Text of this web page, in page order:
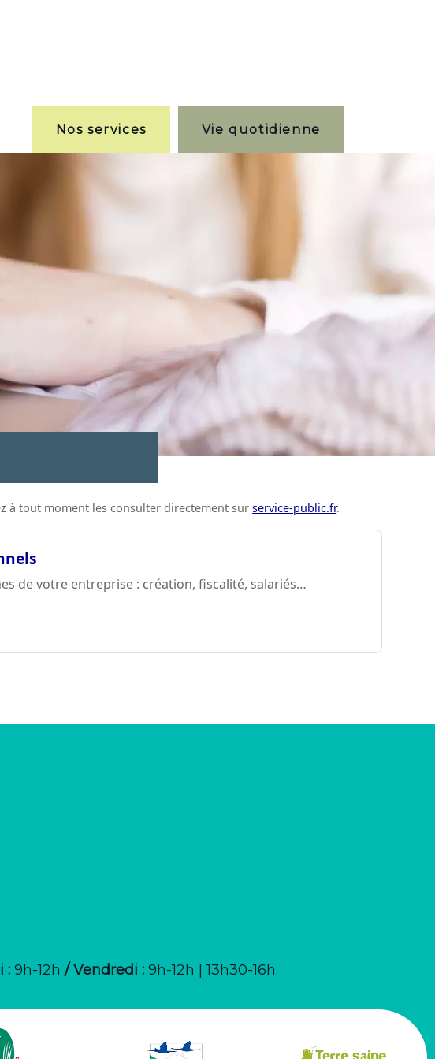
Nos services Vie quotidienne
à tout moment les consulter directement surservice-public.fr.
de votre entreprise : création, fiscalité, salariés…
:9h-12h / Vendredi : 9h-12h | 13h30-16h